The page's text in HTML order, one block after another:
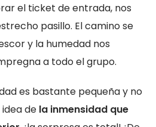
el ticket de entrada, nos
pasillo. El camino se
y la humedad nos
a todo el grupo.
es bastante pequeña y no
de la inmensidad que